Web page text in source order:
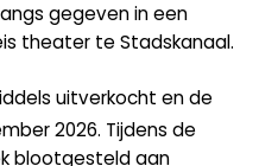
gegeven in een
theater te Stadskanaal.
uitverkocht en de
2026. Tijdens de
blootgesteld aan